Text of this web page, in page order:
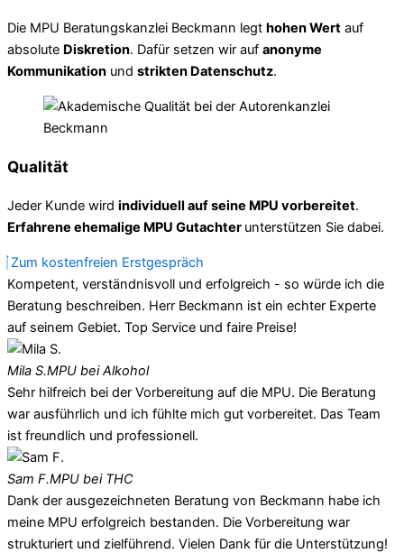
Die MPU Beratungskanzlei Beckmann legt hohen Wert auf
absolute Diskretion. Dafür setzen wir auf anonyme
Kommunikation und strikten Datenschutz.
Qualität
Jeder Kunde wird individuell auf seine MPU vorbereitet.
Erfahrene ehemalige MPU Gutachter unterstützen Sie dabei.
Zum kostenfreien Erstgespräch
Kompetent, verständnisvoll und erfolgreich - so würde ich die
Beratung beschreiben. Herr Beckmann ist ein echter Experte
auf seinem Gebiet. Top Service und faire Preise!
Mila S.MPU bei Alkohol
Sehr hilfreich bei der Vorbereitung auf die MPU. Die Beratung
war ausführlich und ich fühlte mich gut vorbereitet. Das Team
ist freundlich und professionell.
Sam F.MPU bei THC
Dank der ausgezeichneten Beratung von Beckmann habe ich
meine MPU erfolgreich bestanden. Die Vorbereitung war
strukturiert und zielführend. Vielen Dank für die Unterstützung!